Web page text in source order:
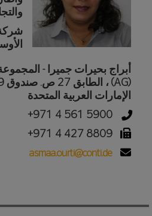
شركة
أبراج بحيرات جميرا -
الإمارات العربية المتحدة
+971 4 561 5900
+971 4 427 8809
asmaa.ourti@conti.de